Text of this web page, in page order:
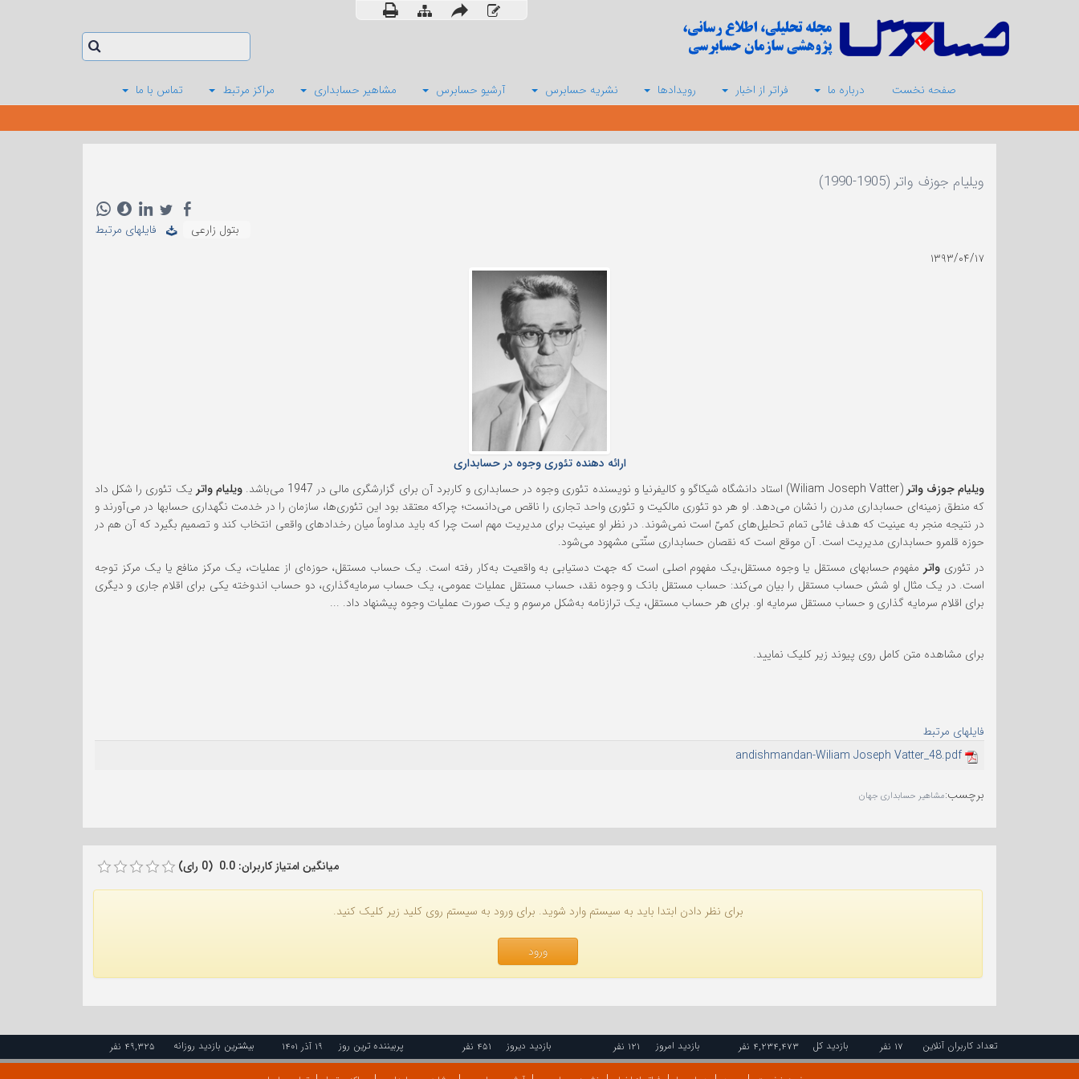
صفحه نخست درباره ما فراتر از اخبار رویدادها نشریه حسابرس آرشیو حسابرس مشاهیر حسابداری مراکز مرتبط تماس با ما
ویلیام جوزف واتر (1905-1990)
بتول زارعی
فایلهای مرتبط
۱۳۹۳/۰۴/۱۷
ارائه دهنده تئوری وجوه در حسابداری
ویلیام جوزف واتر (Wiliam Joseph Vatter) استاد دانشگاه شیکاگو و کالیفرنیا و نویسنده تئوری وجوه در حسابداری و کاربرد آن برای گزارشگری مالی در 1947 می‌باشد. ویلیام واتر یک تئوری را شکل داد
که منطق زمینه‌ای حسابداری مدرن را نشان می‌دهد. او هر دو تئوری مالکیت و تئوری واحد تجاری را ناقص می‌دانست؛ چراکه معتقد بود این تئوری‌ها، سازمان را در خدمت نگهداری حسابها در می‌آورند و
در نتیجه منجر به عینیت که هدف غائی تمام تحلیل‌های کمیّ است نمی‌شوند. در نظر او عینیت برای مدیریت مهم است چرا که باید مداوماً میان رخدادهای واقعی انتخاب کند و تصمیم بگیرد که آن هم در
حوزه قلمرو حسابداری مدیریت است. آن موقع است که نقصان حسابداری سنّتی مشهود می‌شود.
در تئوری واتر مفهوم حسابهای مستقل یا وجوه مستقل،یک مفهوم اصلی است که جهت دستیابی به واقعیت به‌کار رفته است. یک حساب مستقل، حوزه‌ای از عملیات، یک مرکز منافع یا یک مرکز توجه
است. در یک مثال او شش حساب مستقل را بیان می‌کند: حساب مستقل بانک و وجوه نقد، حساب مستقل عملیات عمومی، یک حساب سرمایه‌گذاری، دو حساب اندوخته یکی برای اقلام جاری و دیگری
برای اقلام سرمایه گذاری و حساب مستقل سرمایه او. برای هر حساب مستقل، یک تراز‌نامه به‌شکل مرسوم و یک صورت عملیات وجوه پیشنهاد داد. ...
برای مشاهده متن کامل روی پیوند زیر کلیک نمایید.
فایلهای مرتبط
andishmandan-Wiliam Joseph Vatter_48.pdf
برچسب:مشاهیر حسابداری جهان
میانگین امتیاز کاربران: 0.0 (0 رای)
برای نظر دادن ابتدا باید به سیستم وارد شوید. برای ورود به سیستم روی کلید زیر کلیک کنید.
ورود
تعداد کاربران آنلاین ۱۷ نفر بازدید کل ۴,۲۳۴,۴۷۳ نفر بازدید امروز ۱۲۱ نفر بازدید دیروز ۴۵۱ نفر پربیننده ترین روز ۱۹ آذر ۱۴۰۱ بیشترین بازدید روزانه ۴۹,۳۲۵ نفر